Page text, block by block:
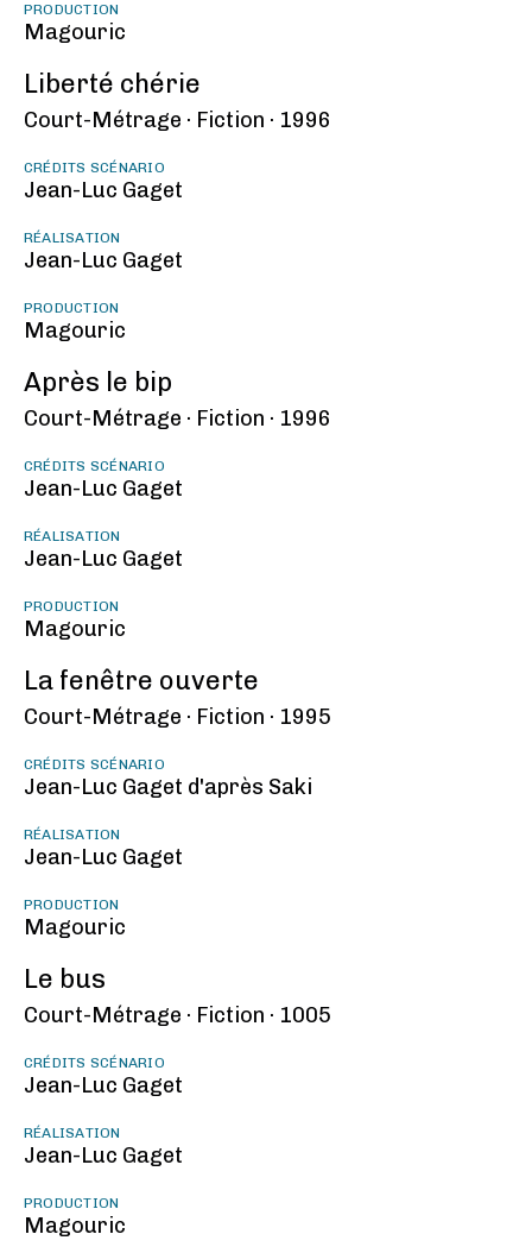
PRODUCTION
Magouric
Liberté chérie
Court-Métrage · Fiction · 1996
CRÉDITS SCÉNARIO
Jean-Luc Gaget
RÉALISATION
Jean-Luc Gaget
PRODUCTION
Magouric
Après le bip
Court-Métrage · Fiction · 1996
CRÉDITS SCÉNARIO
Jean-Luc Gaget
RÉALISATION
Jean-Luc Gaget
PRODUCTION
Magouric
La fenêtre ouverte
Court-Métrage · Fiction · 1995
CRÉDITS SCÉNARIO
Jean-Luc Gaget d'après Saki
RÉALISATION
Jean-Luc Gaget
PRODUCTION
Magouric
Le bus
Court-Métrage · Fiction · 1005
CRÉDITS SCÉNARIO
Jean-Luc Gaget
RÉALISATION
Jean-Luc Gaget
PRODUCTION
Magouric